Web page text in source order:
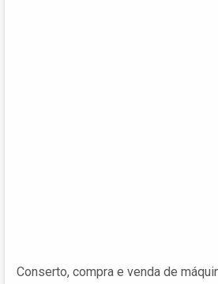
Conserto, compra e venda de